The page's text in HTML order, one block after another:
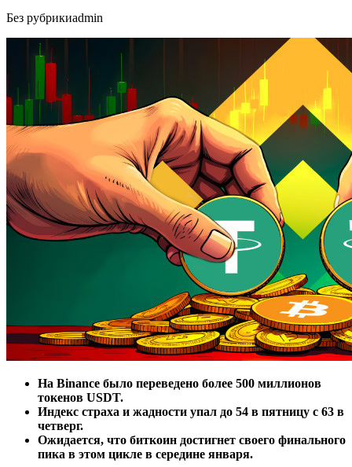
Без рубрикиadmin
На Binance было переведено более 500 миллионов
токенов USDT.
Индекс страха и жадности упал до 54 в пятницу с 63 в
четверг.
Ожидается, что биткоин достигнет своего финального
пика в этом цикле в середине января.